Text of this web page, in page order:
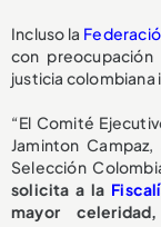
Incluso la
con
justicia colombiana
“El Comité
Jaminton
Selección
solicita a la
mayor